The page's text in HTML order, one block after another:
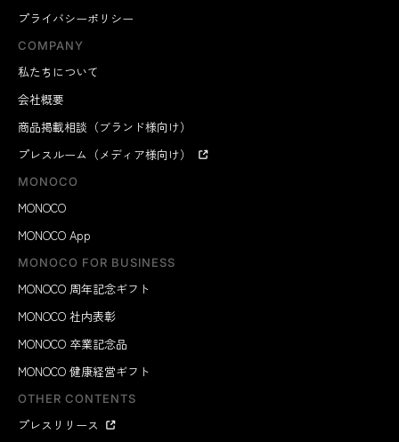
プライバシーポリシー
COMPANY
私たちについて
会社概要
商品掲載相談（ブランド様向け）
プレスルーム（メディア様向け）
MONOCO
MONOCO
MONOCO App
MONOCO FOR BUSINESS
MONOCO 周年記念ギフト
MONOCO 社内表彰
MONOCO 卒業記念品
MONOCO 健康経営ギフト
OTHER CONTENTS
プレスリリース